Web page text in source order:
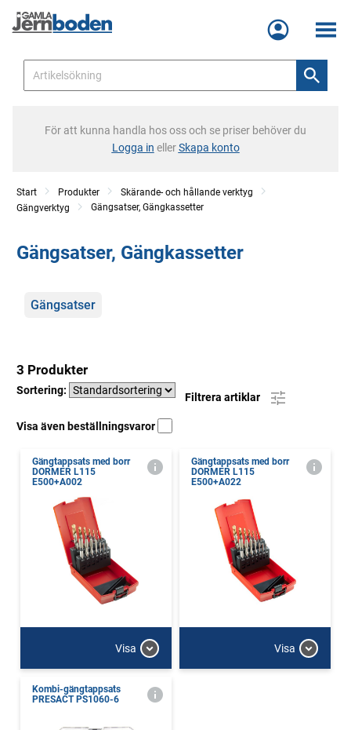
Meny
För att kunna handla hos oss och se priser behöver du
Logga in ellerSkapa konto
Start Produkter
Skärande- och hållande verktyg
Gängverktyg
Gängsatser, Gängkassetter
Gängsatser, Gängkassetter
Kategorier
Gängsatser
3 Produkter
Sortering:
Filtrera artiklar
Visa även beställningsvaror
Gängtappsats med borr
DORMER L115
E500+A002
Visa
Gängtappsats med borr
DORMER L115
E500+A022
Visa
Kombi-gängtappsats
PRESACT PS1060-6